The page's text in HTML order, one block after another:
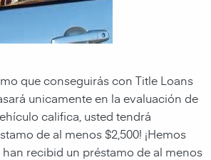
que conseguirás con Title Loans
unicamente en la evaluación de
califica, usted tendrá
de al menos $2,500! ¡Hemos
recibid un préstamo de al menos